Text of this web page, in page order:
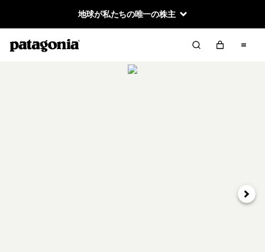
地球が私たちの唯一の株主
次へ